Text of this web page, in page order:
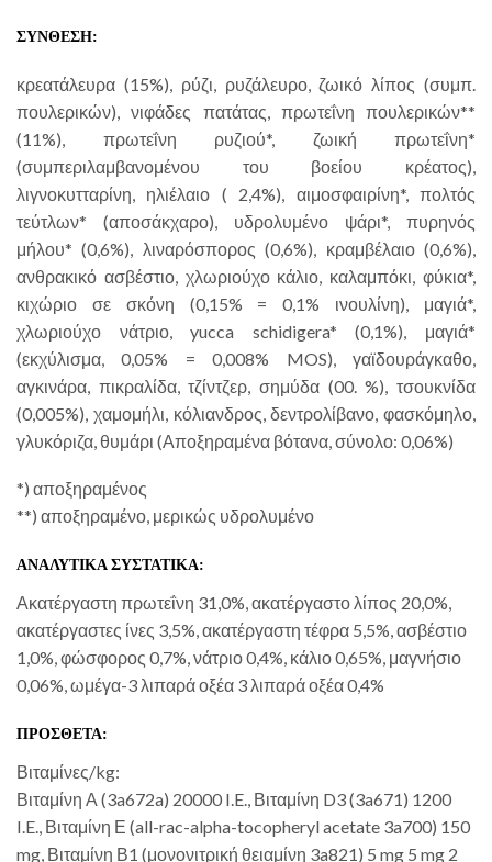
ΣΥΝΘΕΣΗ:
κρεατάλευρα (15%), ρύζι, ρυζάλευρο, ζωικό λίπος (συμπ.
πουλερικών), νιφάδες πατάτας, πρωτεΐνη πουλερικών**
(11%), πρωτεΐνη ρυζιού*, ζωική πρωτεΐνη*
(συμπεριλαμβανομένου του βοείου κρέατος),
λιγνοκυτταρίνη, ηλιέλαιο ( 2,4%), αιμοσφαιρίνη*, πολτός
τεύτλων* (αποσάκχαρο), υδρολυμένο ψάρι*, πυρηνός
μήλου* (0,6%), λιναρόσπορος (0,6%), κραμβέλαιο (0,6%),
ανθρακικό ασβέστιο, χλωριούχο κάλιο, καλαμπόκι, φύκια*,
κιχώριο σε σκόνη (0,15% = 0,1% ινουλίνη), μαγιά*,
χλωριούχο νάτριο, yucca schidigera* (0,1%), μαγιά*
(εκχύλισμα, 0,05% = 0,008% MOS), γαϊδουράγκαθο,
αγκινάρα, πικραλίδα, τζίντζερ, σημύδα (00. %), τσουκνίδα
(0,005%), χαμομήλι, κόλιανδρος, δεντρολίβανο, φασκόμηλο,
γλυκόριζα, θυμάρι (Αποξηραμένα βότανα, σύνολο: 0,06%)
*) αποξηραμένος
**) αποξηραμένο, μερικώς υδρολυμένο
ΑΝΑΛΥΤΙΚΑ ΣΥΣΤΑΤΙΚΑ:
Ακατέργαστη πρωτεΐνη 31,0%, ακατέργαστο λίπος 20,0%,
ακατέργαστες ίνες 3,5%, ακατέργαστη τέφρα 5,5%, ασβέστιο
1,0%, φώσφορος 0,7%, νάτριο 0,4%, κάλιο 0,65%, μαγνήσιο
0,06%, ωμέγα-3 λιπαρά οξέα 3 λιπαρά οξέα 0,4%
ΠΡΟΣΘΕΤΑ:
Βιταμίνες/kg:
Βιταμίνη Α (3a672a) 20000 I.E., Βιταμίνη D3 (3a671) 1200
I.E., Βιταμίνη Ε (all-rac-alpha-tocopheryl acetate 3a700) 150
mg, Βιταμίνη Β1 (μονονιτρική θειαμίνη 3a821) 5 mg 5 mg 2